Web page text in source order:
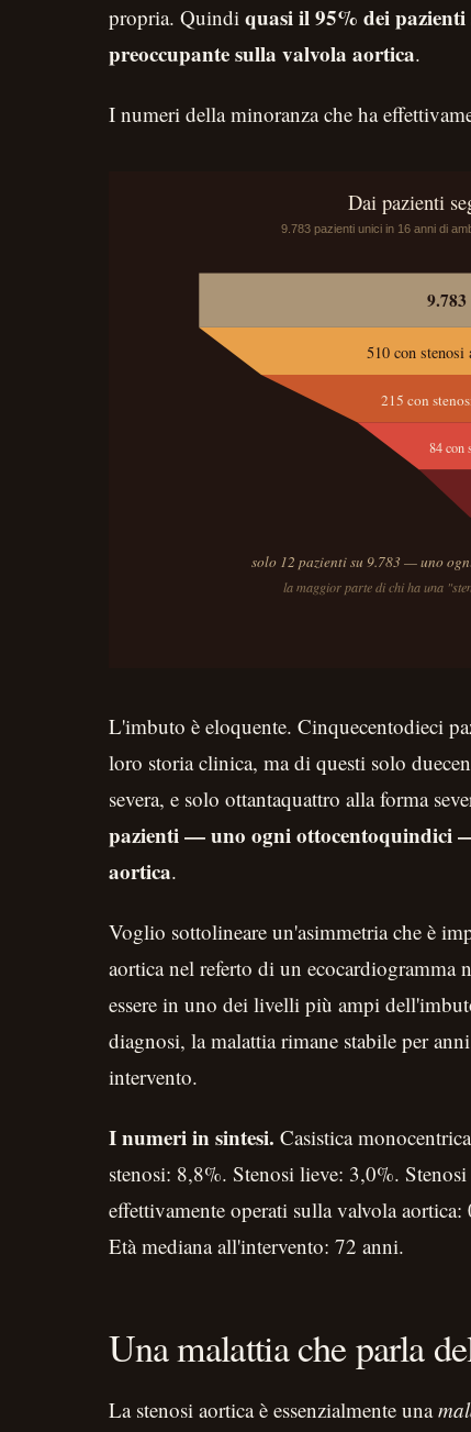
propria. Quindiquasi il 95% dei
preoccupante sulla valvola aortica.
I numeri della minoranza che ha
L'imbuto è eloquente. Cinquecentodieci
loro storia clinica, ma di questi solo
severa, e solo ottantaquattro alla forma
pazienti — uno ogni ottocentoquindici
aortica.
Voglio sottolineare un'asimmetria che è
aortica nel referto di un
essere in uno dei livelli più ampi
diagnosi, la malattia rimane stabile per
intervento.
I numeri in sintesi. Casistica
stenosi: 8,8%. Stenosi lieve: 3,0%.
effettivamente operati sulla valvola
Età mediana all'intervento: 72 anni.
Una malattia che parla
La stenosi aortica è essenzialmente una